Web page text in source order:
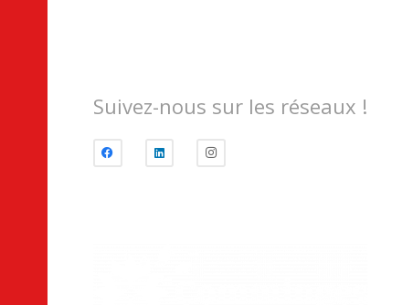
Suivez-nous sur les réseaux !